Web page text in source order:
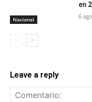
Nacional
en
6
Leave a reply